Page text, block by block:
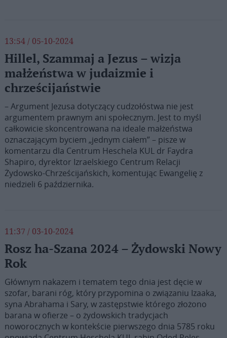
13:54 / 05-10-2024
Hillel, Szammaj a Jezus – wizja
małżeństwa w judaizmie i
chrześcijaństwie
– Argument Jezusa dotyczący cudzołóstwa nie jest
argumentem prawnym ani społecznym. Jest to myśl
całkowicie skoncentrowana na ideale małżeństwa
oznaczającym byciem „jednym ciałem” – pisze w
komentarzu dla Centrum Heschela KUL dr Faydra
Shapiro, dyrektor Izraelskiego Centrum Relacji
Żydowsko-Chrześcijańskich, komentując Ewangelię z
niedzieli 6 października.
11:37 / 03-10-2024
Rosz ha-Szana 2024 – Żydowski Nowy
Rok
Głównym nakazem i tematem tego dnia jest dęcie w
szofar, barani róg, który przypomina o związaniu Izaaka,
syna Abrahama i Sary, w zastępstwie którego złożono
barana w ofierze – o żydowskich tradycjach
noworocznych w kontekście pierwszego dnia 5785 roku